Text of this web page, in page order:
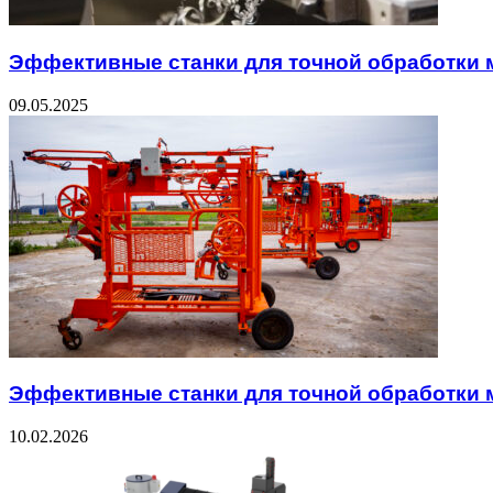
Эффективные станки для точной обработки
09.05.2025
Эффективные станки для точной обработки
10.02.2026